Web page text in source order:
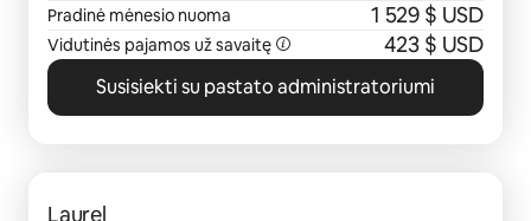
Pradinė mėnesio nuoma
1 529 $ USD
Vidutinės pajamos už savaitę 423 $ USD
Susisiekti su pastato administratoriumi
Laurel